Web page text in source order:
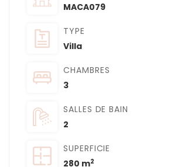
MACA079
TYPE
Villa
CHAMBRES
3
SALLES DE BAIN
2
SUPERFICIE
280 m2